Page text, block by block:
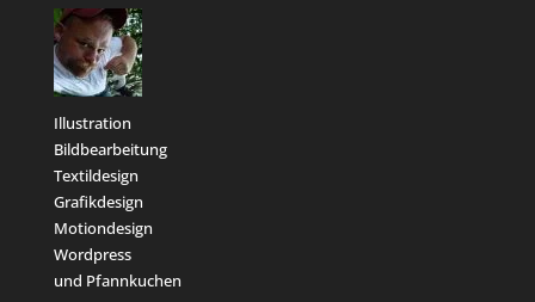
Illustration
Bildbearbeitung
Textildesign
Grafikdesign
Motiondesign
Wordpress
und Pfannkuchen